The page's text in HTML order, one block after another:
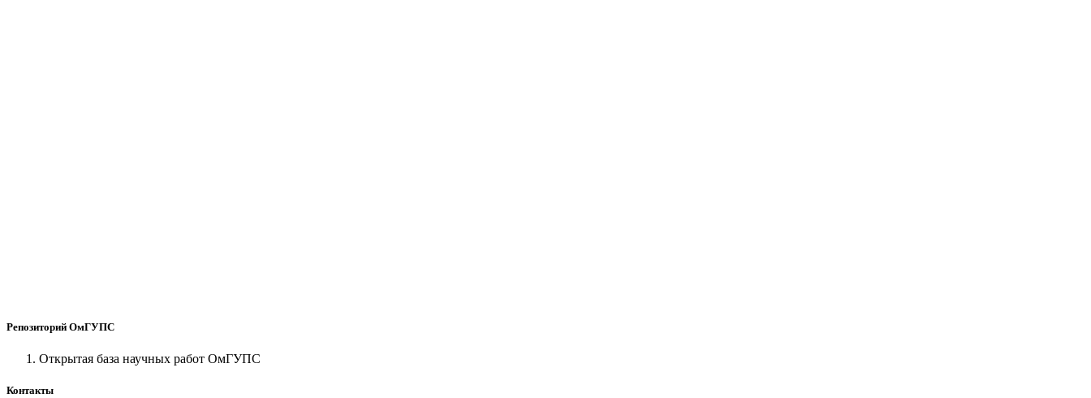
Репозиторий ОмГУПС
Открытая база научных работ ОмГУПС
Контакты